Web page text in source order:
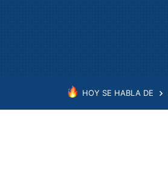
HOY SE HABLA DE